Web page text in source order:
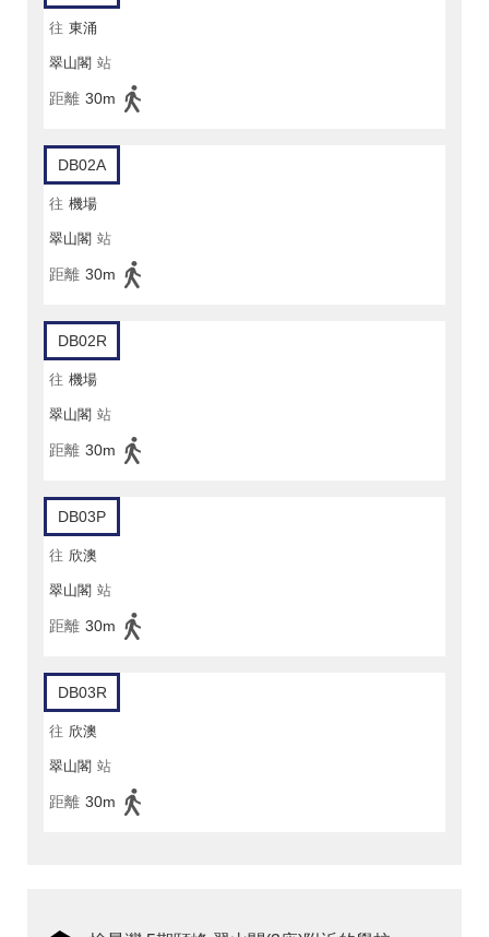
往 東涌
翠山閣 站
距離 30m
DB02A
往 機場
翠山閣 站
距離 30m
DB02R
往 機場
翠山閣 站
距離 30m
DB03P
往 欣澳
翠山閣 站
距離 30m
DB03R
往 欣澳
翠山閣 站
距離 30m